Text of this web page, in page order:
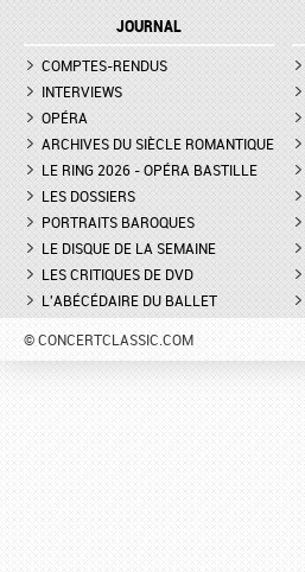
JOURNAL
COMPTES-RENDUS
INTERVIEWS
OPÉRA
ARCHIVES DU SIÈCLE ROMANTIQUE
LE RING 2026 - OPÉRA BASTILLE
LES DOSSIERS
PORTRAITS BAROQUES
LE DISQUE DE LA SEMAINE
LES CRITIQUES DE DVD
L'ABÉCÉDAIRE DU BALLET
© CONCERTCLASSIC.COM